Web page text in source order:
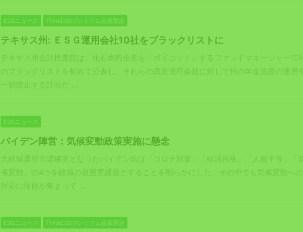
ESGニュース ThinkESGプレミアム会員限定
テキサス州: ＥＳＧ運用会社10社をブラックリストに
テキサス州会計検査院は、化石燃料企業を「ボイコット」するファンドマネージャー10社
のブラックリストを初めて公表し、それらの資産運用会社に対して州の年金資産の運用を
一切禁止する計画だ ...
ESGニュース
バイデン陣営：気候変動政策実施に懸念
大統領選挙当選確実となったバイデン氏は「コロナ対策」「経済再生」「人種平等」「気
候変動」の4つを政策の最重要課題とすることを明らかにした。その中でも気候変動への
対応に注目が集まって ...
ESGニュース ThinkESGプレミアム会員限定